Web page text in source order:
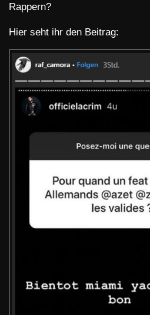
Rappern?
Hier seht ihr den Beitrag: